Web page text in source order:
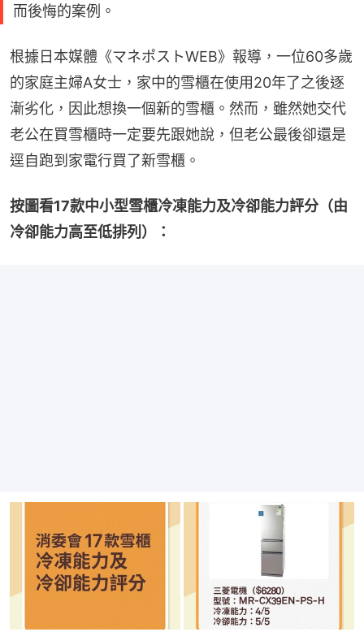
而後悔的案例。
根據日本媒體《マネポストWEB》報導，一位60多歲
的家庭主婦A女士，家中的雪櫃在使用20年了之後逐
漸劣化，因此想換一個新的雪櫃。然而，雖然她交代
老公在買雪櫃時一定要先跟她說，但老公最後卻還是
逕自跑到家電行買了新雪櫃。
按圖看17款中小型雪櫃冷凍能力及冷卻能力評分（由
冷卻能力高至低排列）：